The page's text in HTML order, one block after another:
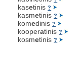
kasetinis?
kasmetinis?
komedinis?
kooperatinis?
kosmetinis?